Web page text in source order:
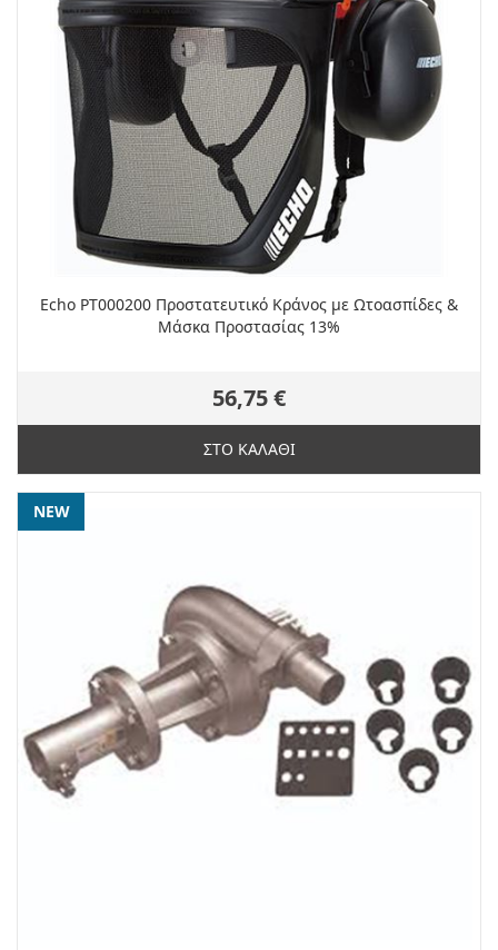
Echo PT000200 Προστατευτικό Κράνος με Ωτοασπίδες &
Μάσκα Προστασίας 13%
56,75 €
ΣΤΟ ΚΑΛΑΘΙ
NEW